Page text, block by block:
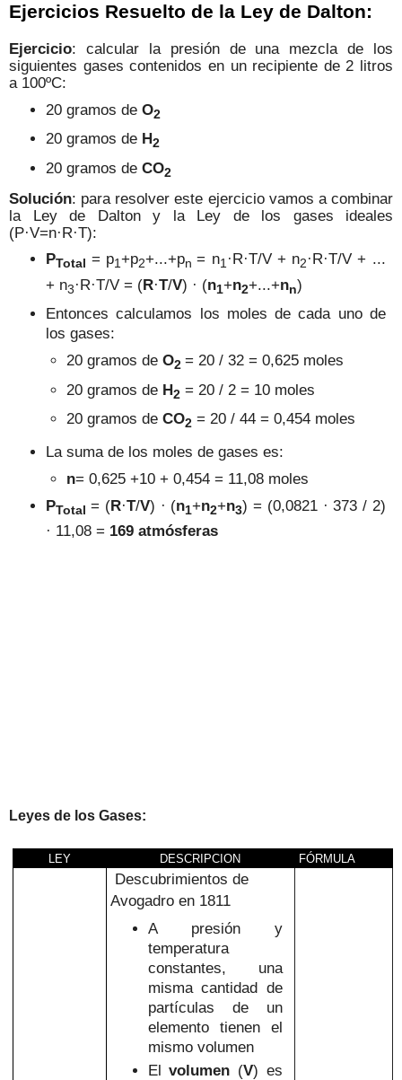
Ejercicios Resuelto de la Ley de Dalton:
Ejercicio: calcular la presión de una mezcla de los
siguientes gases contenidos en un recipiente de 2 litros
a 100ºC:
20 gramos deO2
20 gramos de H2
20 gramos deCO2
Solución: para resolver este ejercicio vamos a combinar
la Ley de Dalton y la Ley de los gases ideales
(P·V=n·R·T):
PTotal = p1+p2+...+pn = n1·R·T/V + n2 ·R·T/V + ...
+ n3 ·R·T/V = (R·T/V) · (n1+n2+...+nn)
Entonces calculamos los moles de cada uno de
los gases:
20 gramos de O2 = 20 / 32 = 0,625 moles
20 gramos de H2 = 20 / 2 = 10 moles
20 gramos de CO2 = 20 / 44 = 0,454 moles
La suma de los moles de gases es:
n= 0,625 +10 + 0,454 = 11,08 moles
PTotal = (R·T/V) · (n1+n2+n3) = (0,0821 · 373 / 2)
· 11,08 = 169 atmósferas
Leyes de los Gases:
LEY DESCRIPCION FÓRMULA
Descubrimientos de
Avogadro en 1811
A presión y
temperatura
constantes, una
misma cantidad de
partículas de un
elemento tienen el
mismo volumen
Elvolumen (V) es